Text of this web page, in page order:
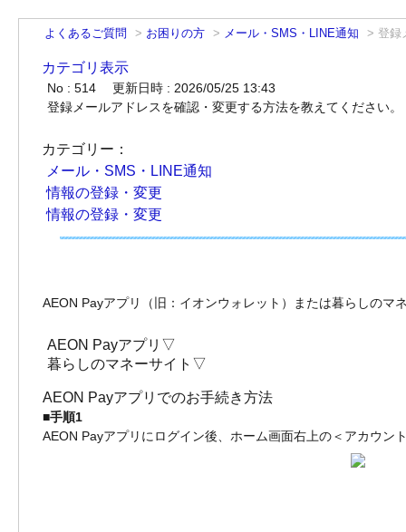
よくあるご質問 > お困りの方 > メール・SMS・LINE通知 > 登録
カテゴリ表示
No : 514
更新日時 : 2026/05/25 13:43
登録メールアドレスを確認・変更する方法を教えてください。
カテゴリー：
メール・SMS・LINE通知
情報の登録・変更
情報の登録・変更
AEON Payアプリ（旧：イオンウォレット）または暮らしのマ
AEON Payアプリ▽
暮らしのマネーサイト▽
AEON Payアプリでのお手続き方法
■手順1
AEON Payアプリにログイン後、ホーム画面右上の＜アカウン